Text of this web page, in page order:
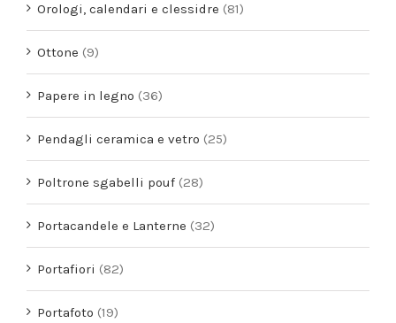
Orologi, calendari e clessidre (81)
Ottone (9)
Papere in legno (36)
Pendagli ceramica e vetro (25)
Poltrone sgabelli pouf (28)
Portacandele e Lanterne (32)
Portafiori (82)
Portafoto (19)